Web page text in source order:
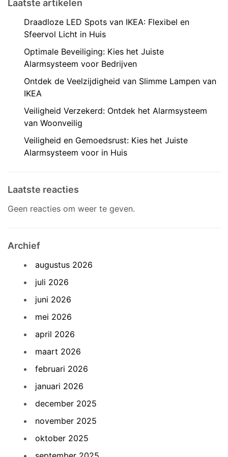
Laatste artikelen
Draadloze LED Spots van IKEA: Flexibel en
Sfeervol Licht in Huis
Optimale Beveiliging: Kies het Juiste
Alarmsysteem voor Bedrijven
Ontdek de Veelzijdigheid van Slimme Lampen van
IKEA
Veiligheid Verzekerd: Ontdek het Alarmsysteem
van Woonveilig
Veiligheid en Gemoedsrust: Kies het Juiste
Alarmsysteem voor in Huis
Laatste reacties
Geen reacties om weer te geven.
Archief
augustus 2026
juli 2026
juni 2026
mei 2026
april 2026
maart 2026
februari 2026
januari 2026
december 2025
november 2025
oktober 2025